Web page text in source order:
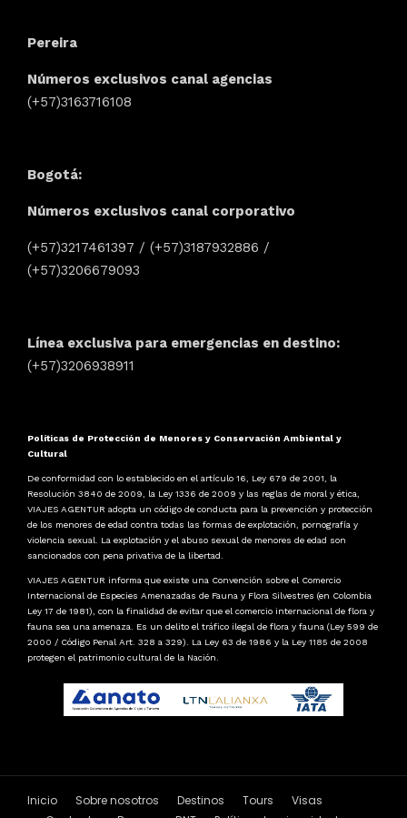
Pereira
Números exclusivos canal agencias
(+57)3163716108
Bogotá:
Números exclusivos canal corporativo
(+57)3217461397 / (+57)3187932886 /
(+57)3206679093
Línea exclusiva para emergencias en destino:
(+57)3206938911
Políticas de Protección de Menores y Conservación Ambiental y
Cultural
De conformidad con lo establecido en el artículo 16, Ley 679 de 2001, la
Resolución 3840 de 2009, la Ley 1336 de 2009 y las reglas de moral y ética,
VIAJES AGENTUR adopta un código de conducta para la prevención y protección
de los menores de edad contra todas las formas de explotación, pornografía y
violencia sexual. La explotación y el abuso sexual de menores de edad son
sancionados con pena privativa de la libertad.
VIAJES AGENTUR informa que existe una Convención sobre el Comercio
Internacional de Especies Amenazadas de Fauna y Flora Silvestres (en Colombia
Ley 17 de 1981), con la finalidad de evitar que el comercio internacional de flora y
fauna sea una amenaza. Es un delito el tráfico ilegal de flora y fauna (Ley 599 de
2000 / Código Penal Art. 328 a 329). La Ley 63 de 1986 y la Ley 1185 de 2008
protegen el patrimonio cultural de la Nación.
Inicio Sobre nosotros Destinos Tours
Visas